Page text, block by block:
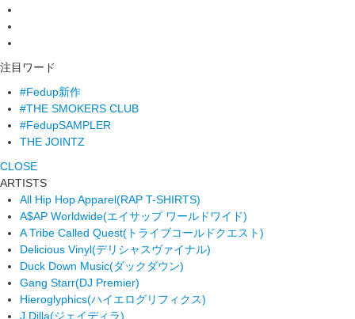
注目ワード
#Fedup新作
#THE SMOKERS CLUB
#FedupSAMPLER
THE JOINTZ
CLOSE
ARTISTS
All Hip Hop Apparel(RAP T-SHIRTS)
A$AP Worldwide(エイサップ ワールドワイド)
A Tribe Called Quest(トライブコールドクエスト)
Delicious Vinyl(デリシャスヴァイナル)
Duck Down Music(ダックダウン)
Gang Starr(DJ Premier)
Hieroglyphics(ハイエログリフィクス)
J Dilla(ジェイディラ)